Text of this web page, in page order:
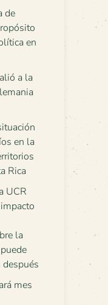
de
en
a la
en la
Rica
UCR
la
después
mes